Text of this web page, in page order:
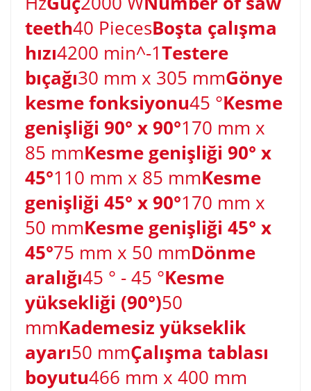
teeth40 PiecesBoşta çalışma
hızı4200 min^-1Testere
bıçağı30 mm x 305 mmGönye
kesme fonksiyonu45 °Kesme
genişliği 90° x 90°170 mm x
85 mmKesme genişliği 90° x
45°110 mm x 85 mmKesme
genişliği 45° x 90°170 mm x
50 mmKesme genişliği 45° x
45°75 mm x 50 mmDönme
aralığı45 ° - 45 °Kesme
yüksekliği (90°)50
mmKademesiz yükseklik
ayarı50 mmÇalışma tablası
boyutu466 mm x 400 mm